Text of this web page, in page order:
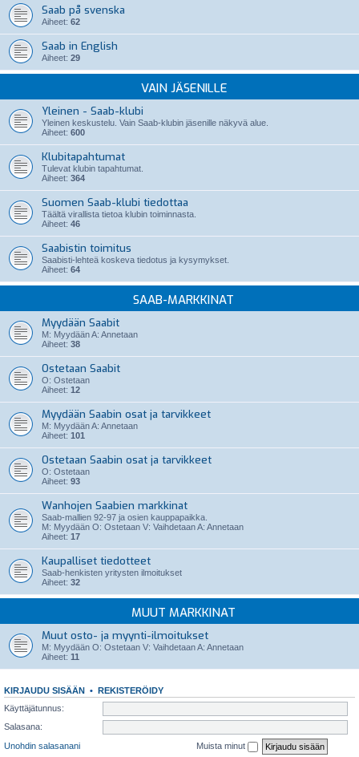
Saab på svenska
Aiheet: 62
Saab in English
Aiheet: 29
VAIN JÄSENILLE
Yleinen - Saab-klubi
Yleinen keskustelu. Vain Saab-klubin jäsenille näkyvä alue.
Aiheet: 600
Klubitapahtumat
Tulevat klubin tapahtumat.
Aiheet: 364
Suomen Saab-klubi tiedottaa
Täältä virallista tietoa klubin toiminnasta.
Aiheet: 46
Saabistin toimitus
Saabisti-lehteä koskeva tiedotus ja kysymykset.
Aiheet: 64
SAAB-MARKKINAT
Myydään Saabit
M: Myydään A: Annetaan
Aiheet: 38
Ostetaan Saabit
O: Ostetaan
Aiheet: 12
Myydään Saabin osat ja tarvikkeet
M: Myydään A: Annetaan
Aiheet: 101
Ostetaan Saabin osat ja tarvikkeet
O: Ostetaan
Aiheet: 93
Wanhojen Saabien markkinat
Saab-mallien 92-97 ja osien kauppapaikka.
M: Myydään O: Ostetaan V: Vaihdetaan A: Annetaan
Aiheet: 17
Kaupalliset tiedotteet
Saab-henkisten yritysten ilmoitukset
Aiheet: 32
MUUT MARKKINAT
Muut osto- ja myynti-ilmoitukset
M: Myydään O: Ostetaan V: Vaihdetaan A: Annetaan
Aiheet: 11
KIRJAUDU SISÄÄN • REKISTERÖIDY
Käyttäjätunnus:
Salasana:
Unohdin salasanani
Muista minut